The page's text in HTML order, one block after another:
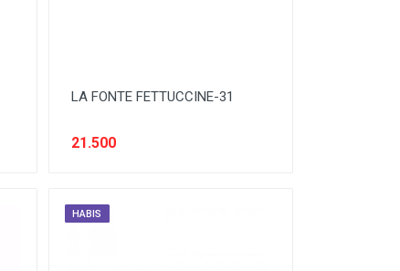
LA FONTE FETTUCCINE-31
21.500
HABIS